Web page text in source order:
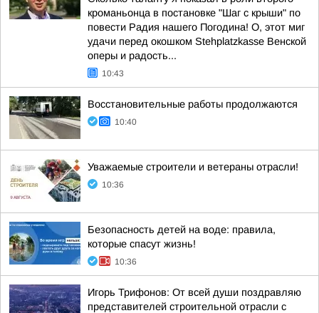
кроманьонца в постановке "Шаг с крыши" по
повести Радия нашего Погодина! О, этот миг
удачи перед окошком Stehplatzkasse Венской
оперы и радость...
10:43
Восстановительные работы продолжаются
10:40
Уважаемые строители и ветераны отрасли!
10:36
Безопасность детей на воде: правила,
которые спасут жизнь!
10:36
Игорь Трифонов: От всей души поздравляю
представителей строительной отрасли с